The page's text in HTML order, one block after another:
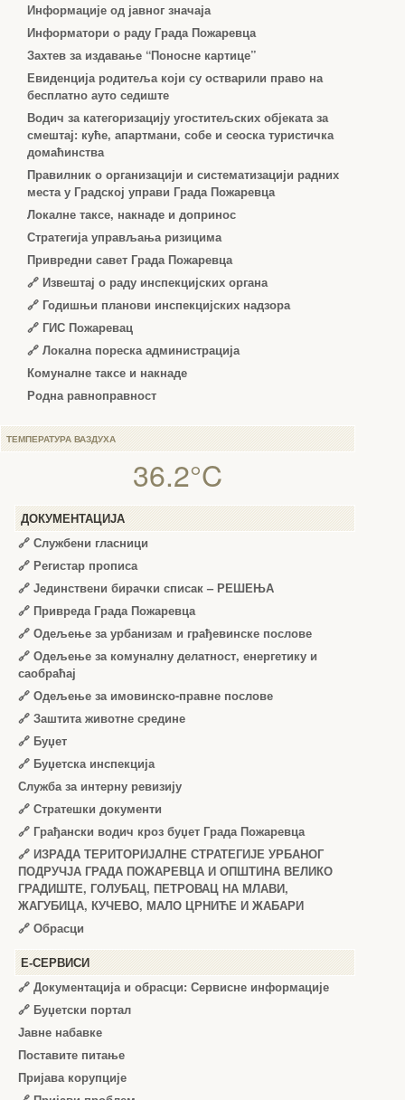
Информације од јавног значаја
Информатори о раду Града Пожаревца
Захтев за издавање “Поносне картице”
Евиденција родитеља који су остварили право на
бесплатно ауто седиште
Водич за категоризацију угоститељских објеката за
смештај: куће, апартмани, собе и сеоска туристичка
домаћинства
Правилник о организацији и систематизацији радних
места у Градској управи Града Пожаревца
Локалне таксе, накнаде и допринос
Стратегија управљања ризицима
Привредни савет Града Пожаревца
🔗 Извештај о раду инспекцијских органа
🔗 Годишњи планови инспекцијских надзора
🔗 ГИС Пожаревац
🔗 Локална пореска администрација
Комуналне таксе и накнаде
Родна равноправност
ТЕМПЕРАТУРА ВАЗДУХА
36.2°C
ДОКУМЕНТАЦИЈА
🔗 Службени гласници
🔗 Регистар прописа
🔗 Јединствени бирачки списак – РЕШЕЊА
🔗 Привреда Града Пожаревца
🔗 Одељење за урбанизам и грађевинске послове
🔗 Одељење за комуналну делатност, енергетику и
саобраћај
🔗 Одељење за имовинско-правне послове
🔗 Заштита животне средине
🔗 Буџет
🔗 Буџетска инспекција
Служба за интерну ревизију
🔗 Стратешки документи
🔗 Грађански водич кроз буџет Града Пожаревца
🔗 ИЗРАДА ТЕРИТОРИЈАЛНЕ СТРАТЕГИЈЕ УРБАНОГ
ПОДРУЧЈА ГРАДА ПОЖАРЕВЦА И ОПШТИНА ВЕЛИКО
ГРАДИШТЕ, ГОЛУБАЦ, ПЕТРОВАЦ НА МЛАВИ,
ЖАГУБИЦА, КУЧЕВО, МАЛО ЦРНИЋЕ И ЖАБАРИ
🔗 Обрасци
Е-СЕРВИСИ
🔗 Документација и обрасци: Сервисне информације
🔗 Буџетски портал
Јавне набавке
Поставите питање
Пријава корупције